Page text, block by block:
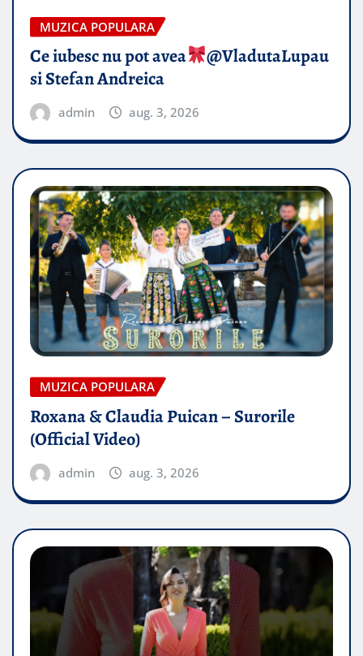
MUZICA POPULARA
Ce iubesc nu pot avea
​@VladutaLupau
si Stefan Andreica
admin aug. 3, 2026
MUZICA POPULARA
Roxana & Claudia Puican – Surorile
(Official Video)
admin aug. 3, 2026